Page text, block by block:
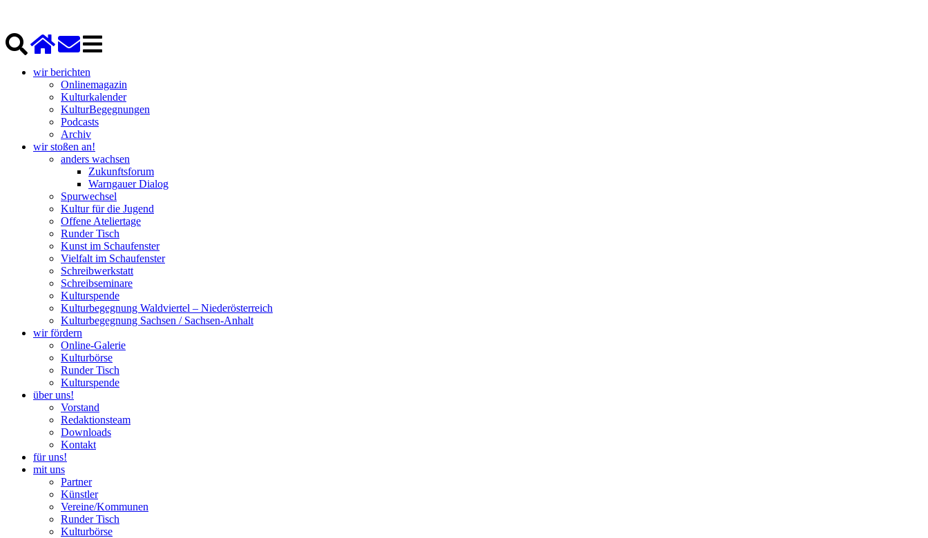
wir berichten
Onlinemagazin
Kulturkalender
KulturBegegnungen
Podcasts
Archiv
wir stoßen an!
anders wachsen
Zukunftsforum
Warngauer Dialog
Spurwechsel
Kultur für die Jugend
Offene Ateliertage
Runder Tisch
Kunst im Schaufenster
Vielfalt im Schaufenster
Schreibwerkstatt
Schreibseminare
Kulturspende
Kulturbegegnung Waldviertel – Niederösterreich
Kulturbegegnung Sachsen / Sachsen-Anhalt
wir fördern
Online-Galerie
Kulturbörse
Runder Tisch
Kulturspende
über uns!
Vorstand
Redaktionsteam
Downloads
Kontakt
für uns!
mit uns
Partner
Künstler
Vereine/Kommunen
Runder Tisch
Kulturbörse